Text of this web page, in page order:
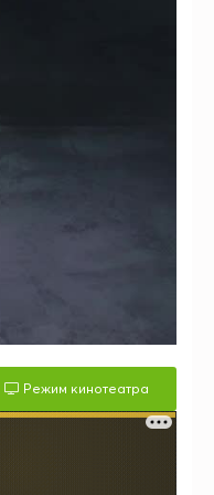
Режим кинотеатра